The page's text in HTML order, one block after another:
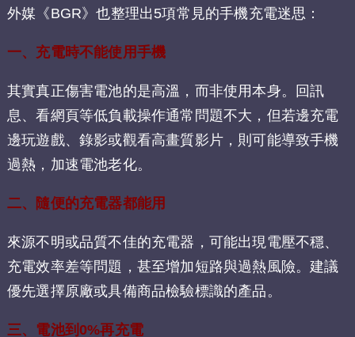
外媒《BGR》也整理出5項常見的手機充電迷思：
一、充電時不能使用手機
其實真正傷害電池的是高溫，而非使用本身。回訊
息、看網頁等低負載操作通常問題不大，但若邊充電
邊玩遊戲、錄影或觀看高畫質影片，則可能導致手機
過熱，加速電池老化。
二、隨便的充電器都能用
來源不明或品質不佳的充電器，可能出現電壓不穩、
充電效率差等問題，甚至增加短路與過熱風險。建議
優先選擇原廠或具備商品檢驗標識的產品。
三、電池到0%再充電